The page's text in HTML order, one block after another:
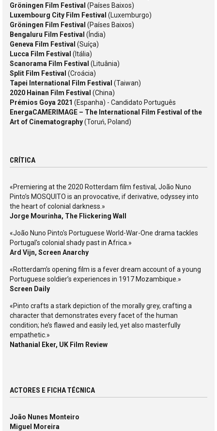
Gröningen Film Festival (Países Baixos)
Luxembourg City Film Festival (Luxemburgo)
Gröningen Film Festival (Países Baixos)
Bengaluru Film Festival (Índia)
Geneva Film Festival (Suíça)
Lucca Film Festival (Itália)
Scanorama Film Festival (Lituânia)
Split Film Festival (Croácia)
Tapei International Film Festival (Taiwan)
2020 Hainan Film Festival (China)
Prémios Goya 2021 (Espanha) - Candidato Português
EnergaCAMERIMAGE – The International Film Festival of the
Art of Cinematography(Toruń, Poland)
CRÍTICA
«Premiering at the 2020 Rotterdam film festival, João Nuno
Pinto’s MOSQUITO is an provocative, if derivative, odyssey into
the heart of colonial darkness.»
Jorge Mourinha, The Flickering Wall
«João Nuno Pinto's Portuguese World-War-One drama tackles
Portugal's colonial shady past in Africa.»
Ard Vijn, Screen Anarchy
«Rotterdam’s opening film is a fever dream account of a young
Portuguese soldier’s experiences in 1917 Mozambique.»
Screen Daily
«Pinto crafts a stark depiction of the morally grey, crafting a
character that demonstrates every facet of the human
condition; he’s flawed and easily led, yet also masterfully
empathetic.»
Nathanial Eker, UK Film Review
ACTORES E FICHA TÉCNICA
João Nunes Monteiro
Miguel Moreira